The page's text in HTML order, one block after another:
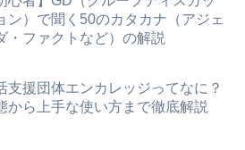
ン）で聞く50のカタカナ（アジェ
・ファクトなど）の解説
支援団体エンカレッジってなに？
から上手な使い方まで徹底解説